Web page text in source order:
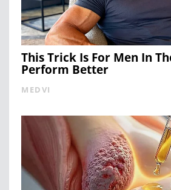
This Trick Is For Men In
Perform Better
MEDVI